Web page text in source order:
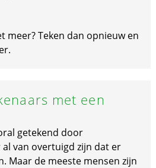
meer? Teken dan opnieuw en
met een
getekend door
van overtuigd zijn dat er
Maar de meeste mensen zijn